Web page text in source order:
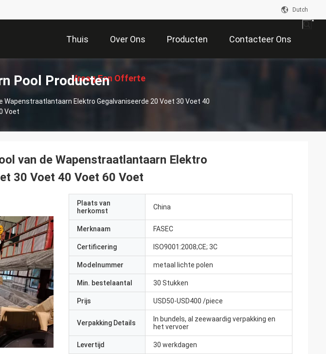
Dutch
Thuis Over Ons Producten Contacteer Ons
Vraag Een Offerte
Pool Producten
Wapenstraatlantaarn Elektro Gegalvaniseerde 20 Voet 30 Voet 40
Voet
van de Wapenstraatlantaarn Elektro
30 Voet 40 Voet 60 Voet
Plaats van
herkomst
China
Merknaam FASEC
Certificering ISO9001:2008;CE; 3C
Modelnummer metaal lichte polen
Min. bestelaantal 30 Stukken
Prijs USD50-USD400 /piece
Verpakking Details
In bundels, al zeewaardig verpakking en
het vervoer
Levertijd 30 werkdagen